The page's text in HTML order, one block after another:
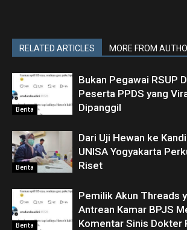
RELATED ARTICLES MORE FROM
Berita
Bukan Pegawai RSUP
Peserta PPDS yang
Dipanggil
Berita
Dari Uji Hewan ke
UNISA Yogyakarta
Riset
Berita
Pemilik Akun Threads
Antrean Kamar BPJS
Komentar Sinis Dokter